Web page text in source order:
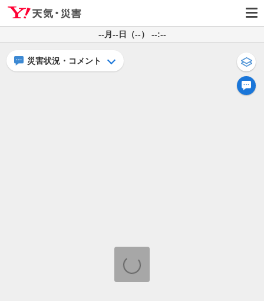
--月--日（--） --:--
災害状況・コメント